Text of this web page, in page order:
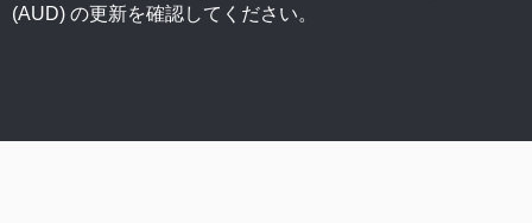
(AUD) の更新を確認してください。